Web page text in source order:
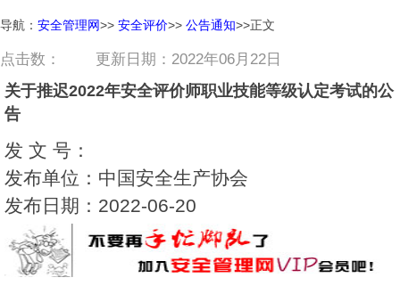
导航： 安全管理网>> 安全评价>> 公告通知>>正文
点击数： 更新日期：2022年06月22日
关于推迟2022年安全评价师职业技能等级认定考试的公
告
发 文 号：
发布单位：中国安全生产协会
发布日期：2022-06-20